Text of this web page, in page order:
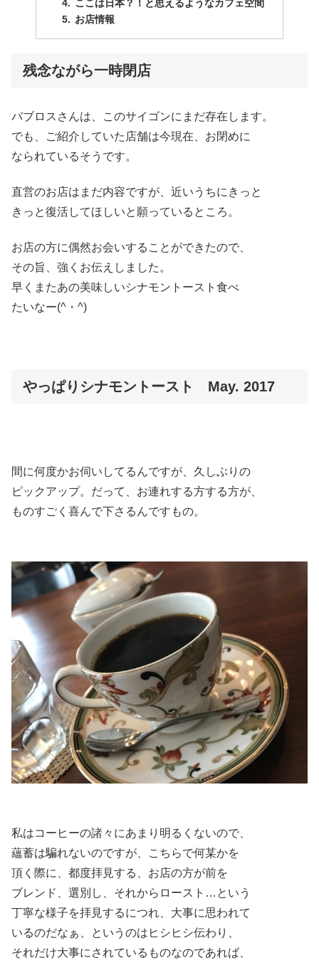
ここは日本？！と思えるようなカフェ空間
お店情報
残念ながら一時閉店
バブロスさんは、このサイゴンにまだ存在します。
でも、ご紹介していた店舗は今現在、お閉めに
なられているそうです。
直営のお店はまだ内容ですが、近いうちにきっと
きっと復活してほしいと願っているところ。
お店の方に偶然お会いすることができたので、
その旨、強くお伝えしました。
早くまたあの美味しいシナモントースト食べ
たいなー(^・^)
やっぱりシナモントースト May. 2017
間に何度かお伺いしてるんですが、久しぶりの
ピックアップ。だって、お連れする方する方が、
ものすごく喜んで下さるんですもの。
私はコーヒーの諸々にあまり明るくないので、
蘊蓄は騙れないのですが、こちらで何某かを
頂く際に、都度拝見する、お店の方が前を
ブレンド、選別し、それからロースト…という
丁寧な様子を拝見するにつれ、大事に思われて
いるのだなぁ、というのはヒシヒシ伝わり、
それだけ大事にされているものなのであれば、